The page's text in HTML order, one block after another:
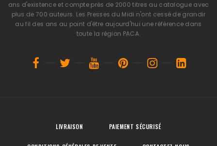
ans d'existence et compte près de 2000 titres au catalogue avec
plus de 700 auteurs. Les Presses du Midi n'ont cessé de grandir
au fil des ans au point d'être aujourd'hui une référence dans
toute la région PACA.
LIVRAISON PAIEMENT SÉCURISÉ